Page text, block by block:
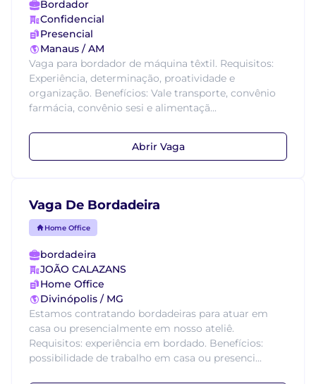
Bordador
Confidencial
Presencial
Manaus / AM
Vaga para bordador de máquina têxtil. Requisitos:
Experiência, determinação, proatividade e
organização. Benefícios: Vale transporte, convênio
farmácia, convênio sesi e alimentaçã...
Abrir Vaga
Vaga De Bordadeira
Home Office
bordadeira
JOÃO CALAZANS
Home Office
Divinópolis / MG
Estamos contratando bordadeiras para atuar em
casa ou presencialmente em nosso ateliê.
Requisitos: experiência em bordado. Benefícios:
possibilidade de trabalho em casa ou presenci...